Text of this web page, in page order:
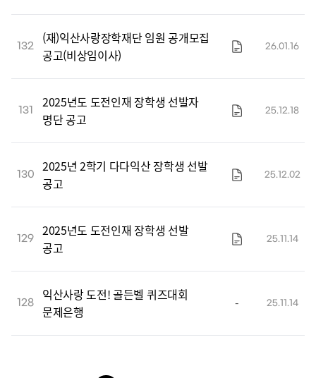
132
(재)익산사랑장학재단 임원 공개모집
공고(비상임이사)
26.01.16
131
2025년도 도전인재 장학생 선발자
명단 공고
25.12.18
130
2025년 2학기 다다익산 장학생 선발
공고
25.12.02
129
2025년도 도전인재 장학생 선발
공고
25.11.14
128
익산사랑 도전! 골든벨 퀴즈대회
문제은행
- 25.11.14